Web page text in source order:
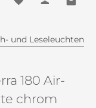
und Leseleuchten
180 Air-
chrom